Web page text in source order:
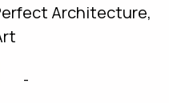
Architecture,
-